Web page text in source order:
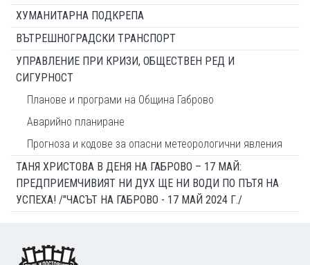
ХУМАНИТАРНА ПОДКРЕПА
ВЪТРЕШНОГРАДСКИ ТРАНСПОРТ
УПРАВЛЕНИЕ ПРИ КРИЗИ, ОБЩЕСТВЕН РЕД И
СИГУРНОСТ
Планове и програми на Община Габрово
Аварийно планиране
Прогноза и кодове за опасни метеорологични явления
ТАНЯ ХРИСТОВА В ДЕНЯ НА ГАБРОВО – 17 МАЙ:
ПРЕДПРИЕМЧИВИЯТ НИ ДУХ ЩЕ НИ ВОДИ ПО ПЪТЯ НА
УСПЕХА! /"ЧАСЪТ НА ГАБРОВО - 17 МАЙ 2024 Г./
Footer